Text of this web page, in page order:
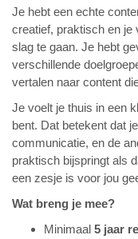
Je hebt een echte
creatief, praktisch en je
slag te gaan. Je hebt
verschillende
vertalen naar content
Je voelt je thuis in een
bent. Dat betekent dat
communicatie, en de
praktisch bijspringt als
een zesje is voor jou
Wat breng je mee?
Minimaal 5 jaar